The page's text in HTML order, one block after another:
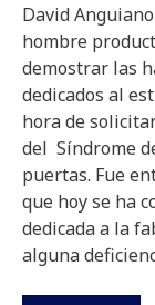
David
hombre
demostrar las
dedicados al
hora de
del Síndrome
puertas. Fue
que hoy se ha
dedicada a la
alguna